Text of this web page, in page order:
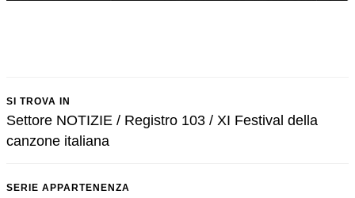
SI TROVA IN
Settore NOTIZIE / Registro 103 / XI Festival della
canzone italiana
SERIE APPARTENENZA